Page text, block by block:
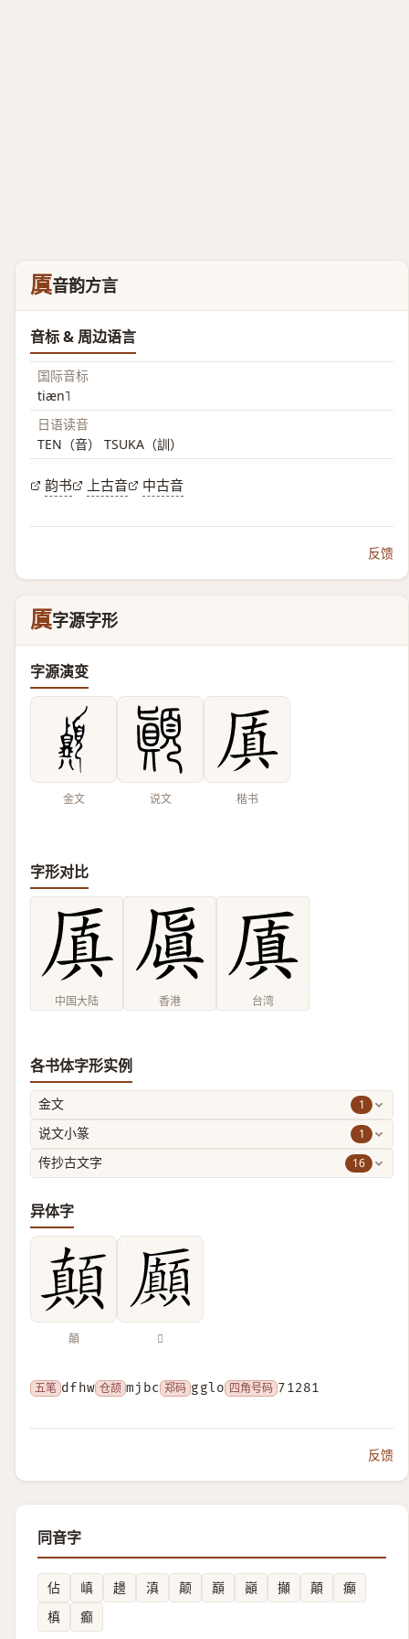
厧音韵方言
音标 & 周边语言
国际音标
tiæn˥
日语读音
TEN（音） TSUKA（訓）
韵书 上古音 中古音
反馈
厧字源字形
字源演变
金文 说文 楷书
字形对比
中国大陆 香港 台湾
各书体字形实例
金文 1
说文小篆 1
传抄古文字 16
异体字
顛 𠫉
五笔 dfhw 仓颉 mjbc 郑码 gglo 四角号码 71281
反馈
同音字
佔 嵮 䟍 滇 颠 巔 巓 攧 顛
癲
槙
癫